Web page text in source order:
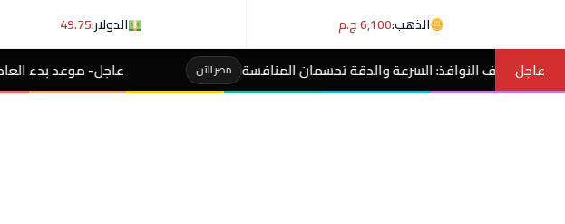
الذهب:6,100 ج.م الدولار:49.75
عاجل
السرعة والدقة تحسمان المنافسة مصر الآن عاجل- موعد بدء العام الدراسي 2026/2027 بالمدارس والخريطة الزمنية